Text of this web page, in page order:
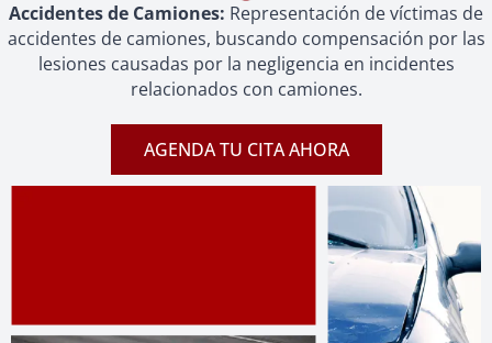
Accidentes de Camiones: Representación de víctimas de
accidentes de camiones, buscando compensación por las
lesiones causadas por la negligencia en incidentes
relacionados con camiones.
AGENDA TU CITA AHORA